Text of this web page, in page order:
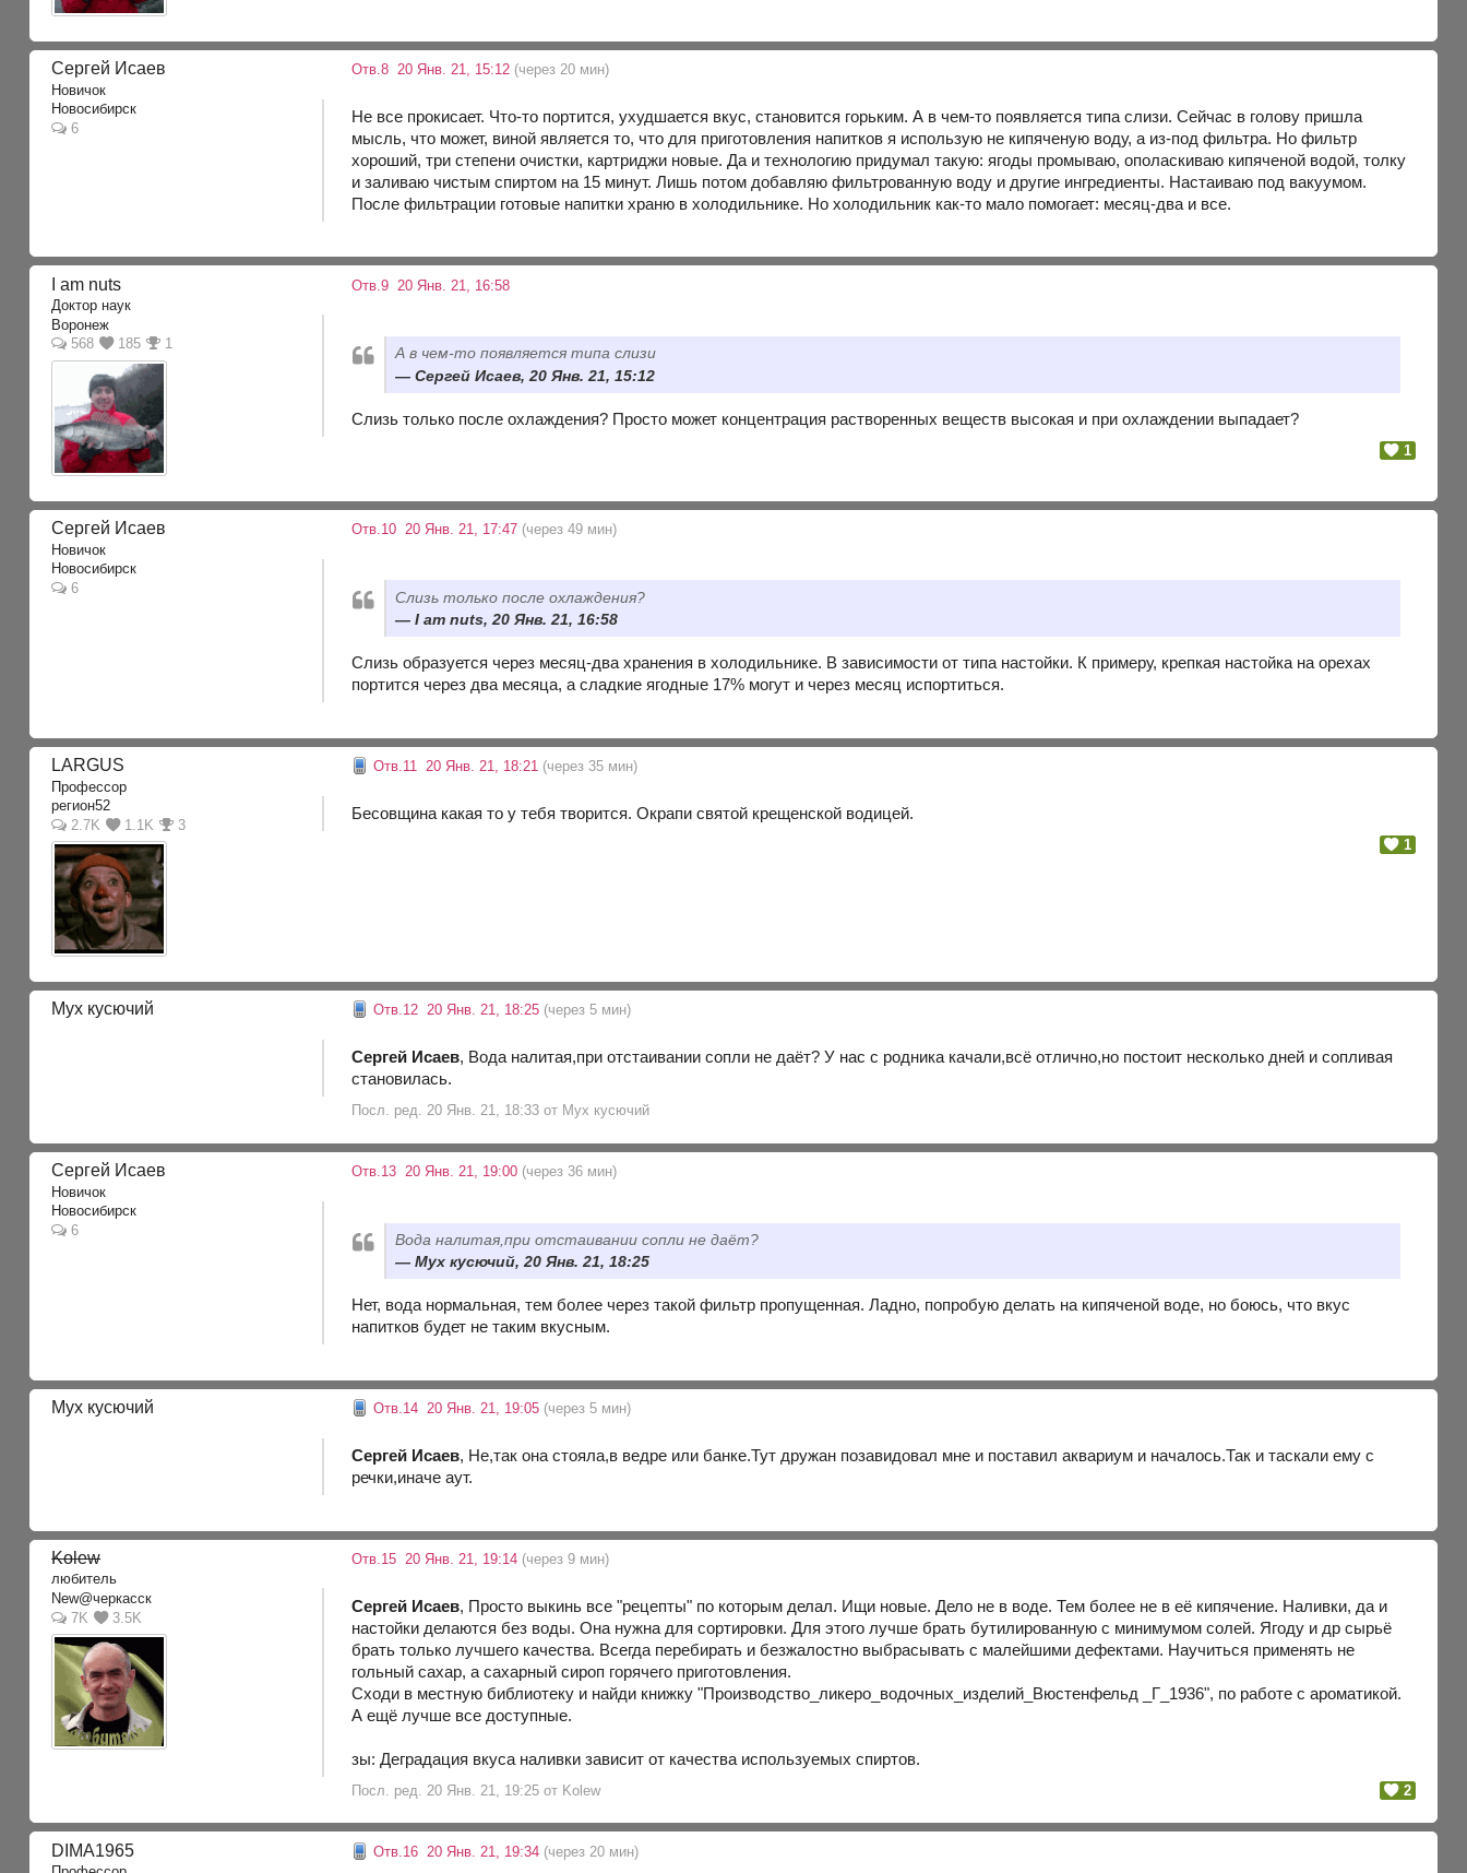
Сергей Исаев
Новичок
Новосибирск
6
Отв.8 20 Янв. 21, 15:12 (через 20 мин)
Не все прокисает. Что-то портится, ухудшается вкус, становится горьким. А в чем-то появляется типа слизи. Сейчас в голову пришла
мысль, что может, виной является то, что для приготовления напитков я использую не кипяченую воду, а из-под фильтра. Но фильтр
хороший, три степени очистки, картриджи новые. Да и технологию придумал такую: ягоды промываю, ополаскиваю кипяченой водой, толку
и заливаю чистым спиртом на 15 минут. Лишь потом добавляю фильтрованную воду и другие ингредиенты. Настаиваю под вакуумом.
После фильтрации готовые напитки храню в холодильнике. Но холодильник как-то мало помогает: месяц-два и все.
I am nuts
Доктор наук
Воронеж
568
185 1
Отв.9 20 Янв. 21, 16:58
А в чем-то появляется типа слизи
Сергей Исаев, 20 Янв. 21, 15:12
Слизь только после охлаждения? Просто может концентрация растворенных веществ высокая и при охлаждении выпадает?
1
Сергей Исаев
Новичок
Новосибирск
6
Отв.10 20 Янв. 21, 17:47 (через 49 мин)
Слизь только после охлаждения?
I am nuts, 20 Янв. 21, 16:58
Слизь образуется через месяц-два хранения в холодильнике. В зависимости от типа настойки. К примеру, крепкая настойка на орехах
портится через два месяца, а сладкие ягодные 17% могут и через месяц испортиться.
LARGUS
Профессор
регион52
2.7K
1.1K 3
Отв.11 20 Янв. 21, 18:21 (через 35 мин)
Бесовщина какая то у тебя творится. Окрапи святой крещенской водицей.
1
Мух кусючий Отв.12 20 Янв. 21, 18:25 (через 5 мин)
Сергей Исаев, Вода налитая,при отстаивании сопли не даёт? У нас с родника качали,всё отлично,но постоит несколько дней и сопливая
становилась.
Посл. ред. 20 Янв. 21, 18:33 от Мух кусючий
Сергей Исаев
Новичок
Новосибирск
6
Отв.13 20 Янв. 21, 19:00 (через 36 мин)
Вода налитая,при отстаивании сопли не даёт?
Мух кусючий, 20 Янв. 21, 18:25
Нет, вода нормальная, тем более через такой фильтр пропущенная. Ладно, попробую делать на кипяченой воде, но боюсь, что вкус
напитков будет не таким вкусным.
Мух кусючий Отв.14 20 Янв. 21, 19:05 (через 5 мин)
Сергей Исаев, Не,так она стояла,в ведре или банке.Тут дружан позавидовал мне и поставил аквариум и началось.Так и таскали ему с
речки,иначе аут.
Kolew
любитель
New@черкасск
7K
3.5K
Отв.15 20 Янв. 21, 19:14 (через 9 мин)
Сергей Исаев, Просто выкинь все "рецепты" по которым делал. Ищи новые. Дело не в воде. Тем более не в её кипячение. Наливки, да и
настойки делаются без воды. Она нужна для сортировки. Для этого лучше брать бутилированную с минимумом солей. Ягоду и др сырьё
брать только лучшего качества. Всегда перебирать и безжалостно выбрасывать с малейшими дефектами. Научиться применять не
гольный сахар, а сахарный сироп горячего приготовления.
Сходи в местную библиотеку и найди книжку "Производство_ликеро_водочных_изделий_Вюстенфельд _Г_1936", по работе с ароматикой.
А ещё лучше все доступные.
зы: Деградация вкуса наливки зависит от качества используемых спиртов.
Посл. ред. 20 Янв. 21, 19:25 от Kolew 2
DIMA1965 Отв.16 20 Янв. 21, 19:34 (через 20 мин)